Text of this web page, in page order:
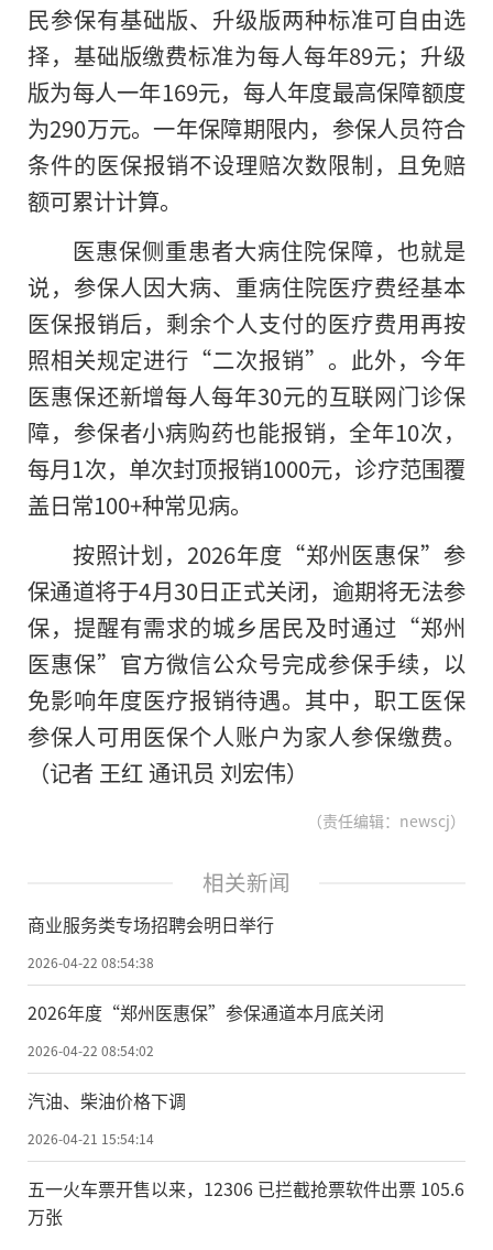
民参保有基础版、升级版两种标准可自由选
择，基础版缴费标准为每人每年89元；升级
版为每人一年169元，每人年度最高保障额度
为290万元。一年保障期限内，参保人员符合
条件的医保报销不设理赔次数限制，且免赔
额可累计计算。
医惠保侧重患者大病住院保障，也就是
说，参保人因大病、重病住院医疗费经基本
医保报销后，剩余个人支付的医疗费用再按
照相关规定进行“二次报销”。此外，今年
医惠保还新增每人每年30元的互联网门诊保
障，参保者小病购药也能报销，全年10次，
每月1次，单次封顶报销1000元，诊疗范围覆
盖日常100+种常见病。
按照计划，2026年度“郑州医惠保”参
保通道将于4月30日正式关闭，逾期将无法参
保，提醒有需求的城乡居民及时通过“郑州
医惠保”官方微信公众号完成参保手续，以
免影响年度医疗报销待遇。其中，职工医保
参保人可用医保个人账户为家人参保缴费。
（记者 王红 通讯员 刘宏伟）
（责任编辑：newscj）
相关新闻
商业服务类专场招聘会明日举行
2026-04-22 08:54:38
2026年度“郑州医惠保”参保通道本月底关闭
2026-04-22 08:54:02
汽油、柴油价格下调
2026-04-21 15:54:14
五一火车票开售以来，12306 已拦截抢票软件出票 105.6
万张